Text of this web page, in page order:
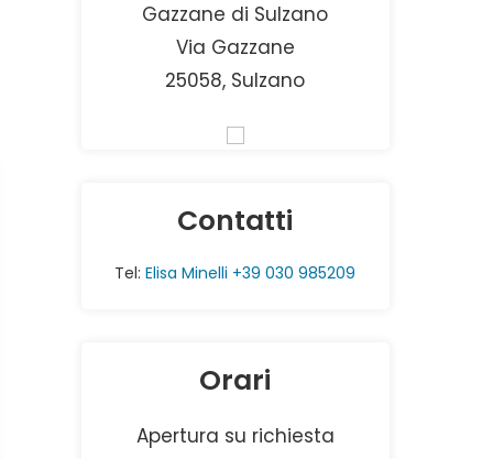
Gazzane di Sulzano
Via Gazzane
25058, Sulzano
Contatti
Tel:Elisa Minelli +39 030 985209
Orari
Apertura su richiesta